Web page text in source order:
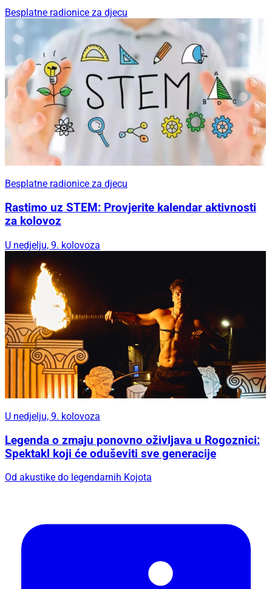
Besplatne radionice za djecu
Besplatne radionice za djecu
Rastimo uz STEM: Provjerite kalendar aktivnosti
za kolovoz
U nedjelju, 9. kolovoza
U nedjelju, 9. kolovoza
Legenda o zmaju ponovno oživljava u Rogoznici:
Spektakl koji će oduševiti sve generacije
Od akustike do legendarnih Kojota